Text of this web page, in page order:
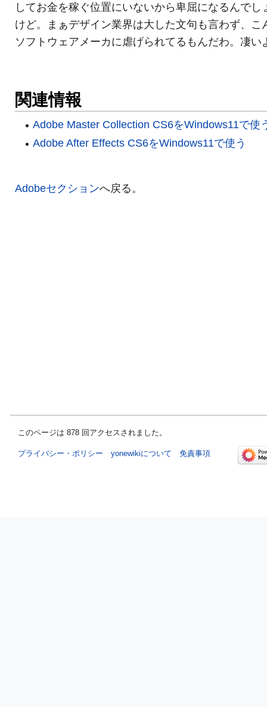
してお金を稼ぐ位置にいないから卑屈になるんでし
けど。まぁデザイン業界は大した文句も言わず、こ
ソフトウェアメーカに虐げられてるもんだわ。凄い
関連情報
Adobe Master Collection CS6をWindows11で使
Adobe After Effects CS6をWindows11で使う
Adobeセクションへ戻る。
このページは 878 回アクセスされました。
プライバシー・ポリシー yonewikiについて 免責事項